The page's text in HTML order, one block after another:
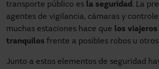
transporte público es la seguridad . La
agentes de vigilancia, cámaras y
muchas estaciones hace que los
tranquilos frente a posibles robos u
Junto a estos elementos de seguridad